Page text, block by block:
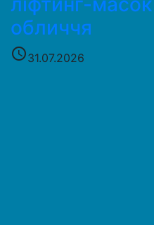
обличчя
access_time31.07.2026